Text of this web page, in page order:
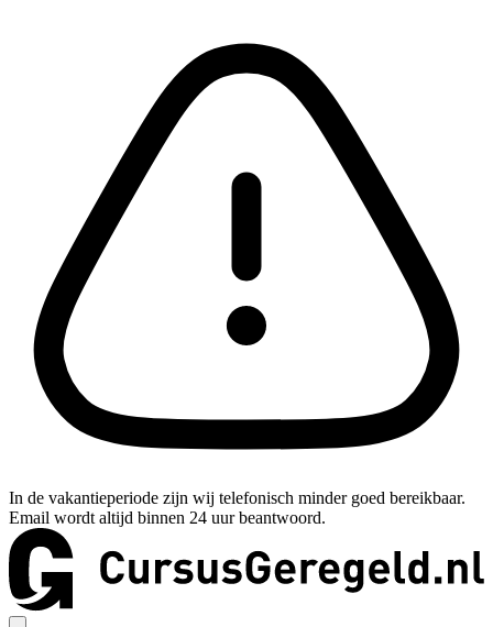
In de vakantieperiode zijn wij telefonisch minder goed bereikbaar.
Email wordt altijd binnen 24 uur beantwoord.